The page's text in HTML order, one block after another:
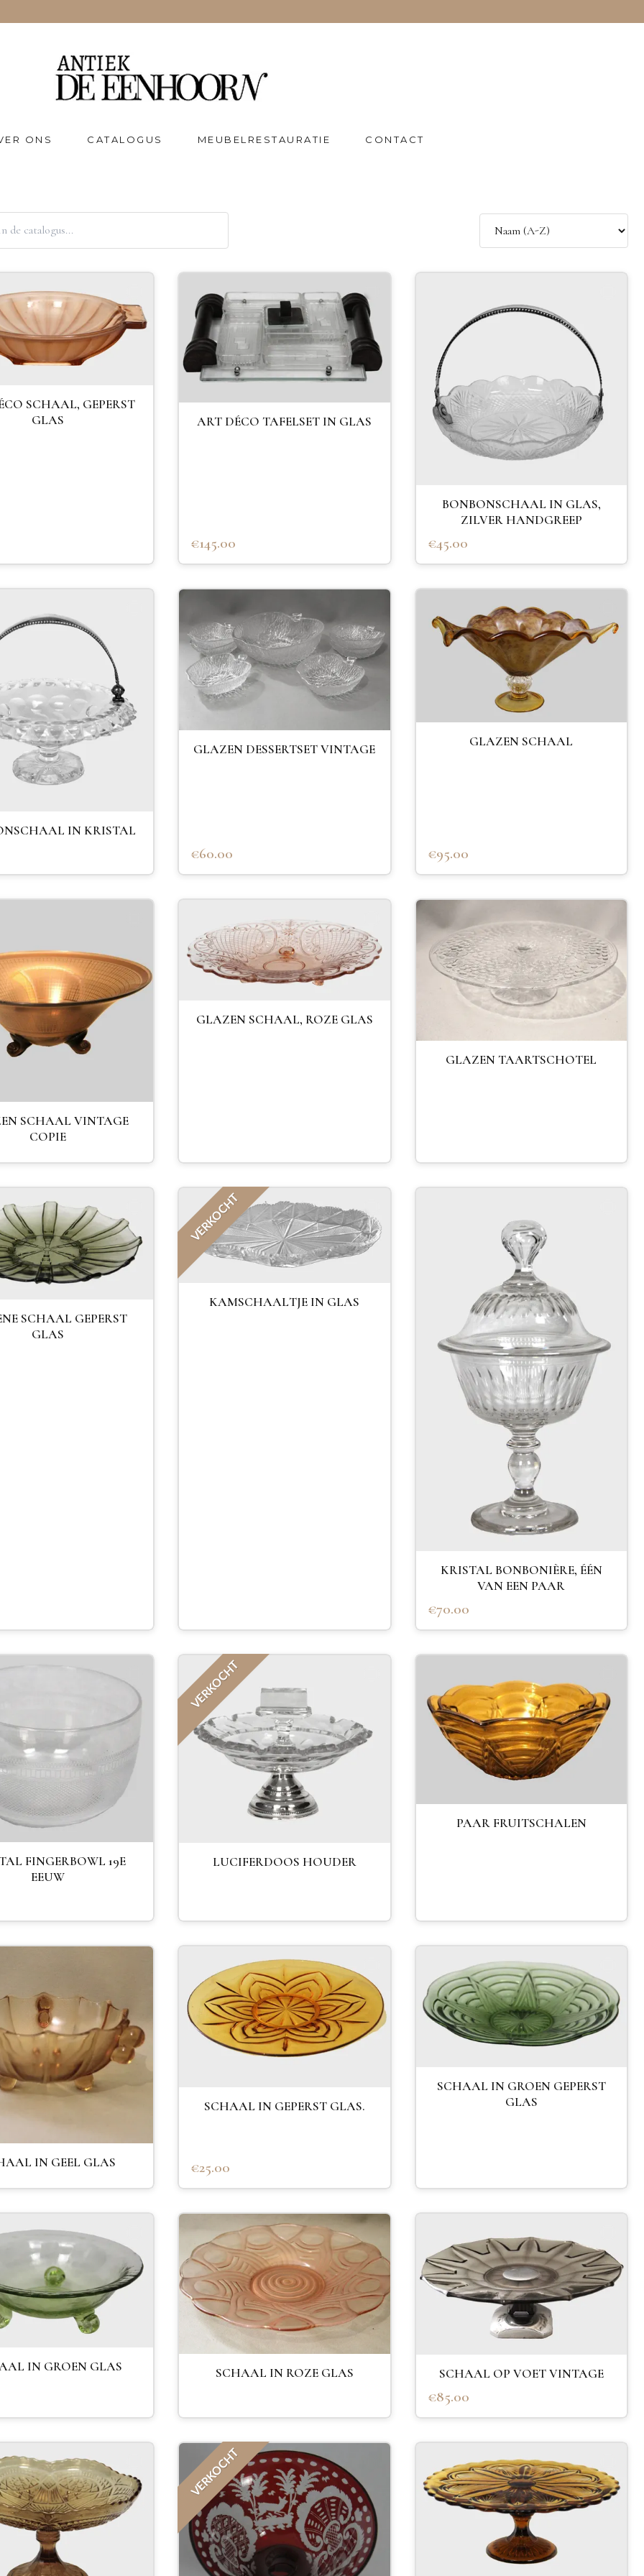
ONS CATALOGUS MEUBELRESTAURATIE CONTACT
SCHAAL, GEPERST
GLAS
ART DÉCO TAFELSET IN GLAS
€145.00
BONBONSCHAAL IN GLAS,
ZILVER HANDGREEP
€45.00
IN KRISTAL
GLAZEN DESSERTSET VINTAGE
€60.00
GLAZEN SCHAAL
€95.00
SCHAAL VINTAGE
COPIE
GLAZEN SCHAAL, ROZE GLAS
GLAZEN TAARTSCHOTEL
SCHAAL GEPERST
GLAS
VERKOCHT
KAMSCHAALTJE IN GLAS
KRISTAL BONBONIÈRE, ÉÉN
VAN EEN PAAR
€70.00
FINGERBOWL 19E
EEUW
VERKOCHT
LUCIFERDOOS HOUDER
PAAR FRUITSCHALEN
IN GEEL GLAS
SCHAAL IN GEPERST GLAS.
€25.00
SCHAAL IN GROEN GEPERST
GLAS
IN GROEN GLAS SCHAAL IN ROZE GLAS SCHAAL OP VOET VINTAGE
€85.00
VERKOCHT